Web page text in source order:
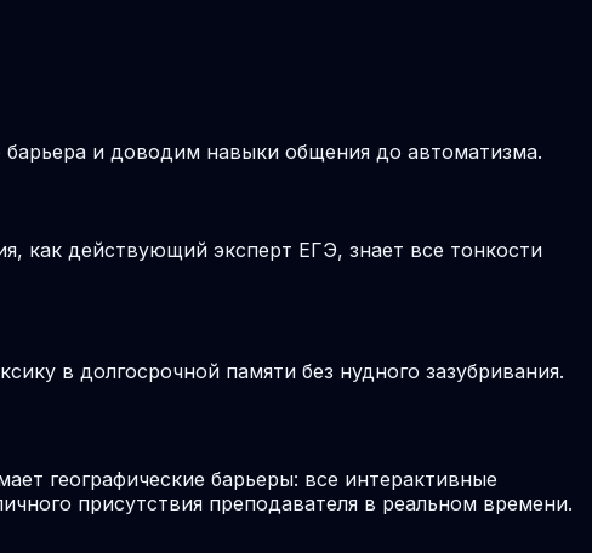
барьера и доводим навыки общения до автоматизма.
как действующий эксперт ЕГЭ, знает все тонкости
в долгосрочной памяти без нудного зазубривания.
географические барьеры: все интерактивные
присутствия преподавателя в реальном времени.